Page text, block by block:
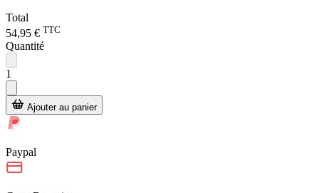
Total
54,95 € TTC
Quantité
1
Ajouter au panier
Paypal